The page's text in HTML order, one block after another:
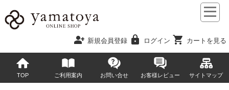
person_add 新規会員登録 lock ログイン shopping_cart カートを見る
TOP ご利用案内 お問い合せ お客様レビュー サイトマップ